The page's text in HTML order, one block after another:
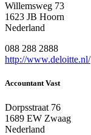
Willemsweg 73
1623 JB Hoorn
Nederland
088 288 2888
http://www.deloitte.nl/
Accountant Vast
Dorpsstraat 76
1689 EW Zwaag
Nederland